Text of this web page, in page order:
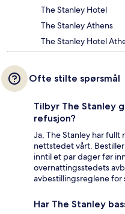
The Stanley Hotel
The Stanley Athens
The Stanley Hotel
Ofte stilte spørsmål
Tilbyr The Stanley
refusjon?
Ja, The Stanley har
nettstedet vårt.
inntil et par dager før
overnattingsstedets
avbestillingsreglene for
Har The Stanley